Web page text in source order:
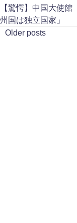
【驚愕】中国大使
州国は独立国家」
Older posts